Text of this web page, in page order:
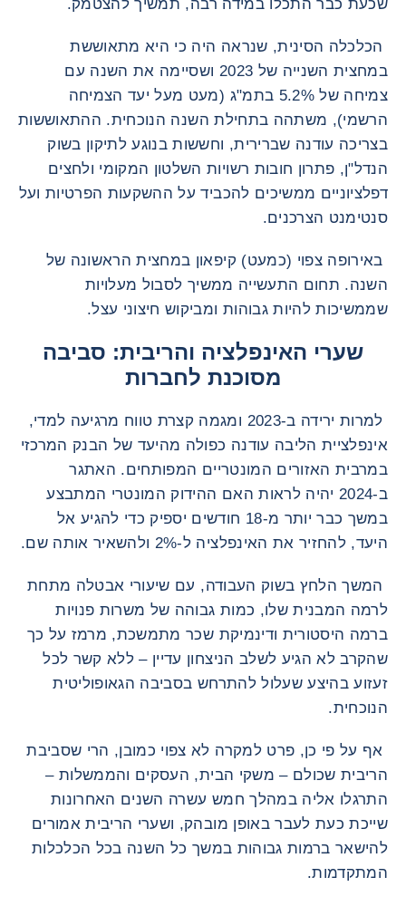
שכעת כבר התכלו במידה רבה, תמשיך להצטמק.
הכלכלה הסינית, שנראה היה כי היא מתאוששת
במחצית השנייה של 2023 ושסיימה את השנה עם
צמיחה של 5.2% בתמ"ג (מעט מעל יעד הצמיחה
הרשמי), משתהה בתחילת השנה הנוכחית. ההתאוששות
בצריכה עודנה שברירית, וחששות בנוגע לתיקון בשוק
הנדל"ן, פתרון חובות רשויות השלטון המקומי ולחצים
דפלציוניים ממשיכים להכביד על ההשקעות הפרטיות ועל
סנטימנט הצרכנים.
באירופה צפוי (כמעט) קיפאון במחצית הראשונה של
השנה. תחום התעשייה ממשיך לסבול מעלויות
שממשיכות להיות גבוהות ומביקוש חיצוני עצל.
שערי האינפלציה והריבית: סביבה
מסוכנת לחברות
למרות ירידה ב-2023 ומגמה קצרת טווח מרגיעה למדי,
אינפלציית הליבה עודנה כפולה מהיעד של הבנק המרכזי
במרבית האזורים המונטריים המפותחים. האתגר
ב-2024 יהיה לראות האם ההידוק המונטרי המתבצע
במשך כבר יותר מ-18 חודשים יספיק כדי להגיע אל
היעד, להחזיר את האינפלציה ל-2% ולהשאיר אותה שם.
המשך הלחץ בשוק העבודה, עם שיעורי אבטלה מתחת
לרמה המבנית שלו, כמות גבוהה של משרות פנויות
ברמה היסטורית ודינמיקת שכר מתמשכת, מרמז על כך
שהקרב לא הגיע לשלב הניצחון עדיין – ללא קשר לכל
זעזוע בהיצע שעלול להתרחש בסביבה הגאופוליטית
הנוכחית.
אף על פי כן, פרט למקרה לא צפוי כמובן, הרי שסביבת
הריבית שכולם – משקי הבית, העסקים והממשלות –
התרגלו אליה במהלך חמש עשרה השנים האחרונות
שייכת כעת לעבר באופן מובהק, ושערי הריבית אמורים
להישאר ברמות גבוהות במשך כל השנה בכל הכלכלות
המתקדמות.